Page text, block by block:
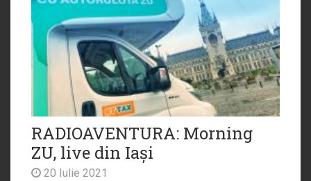
RADIOAVENTURA: Morning
ZU, live din Iași
20 Iulie 2021